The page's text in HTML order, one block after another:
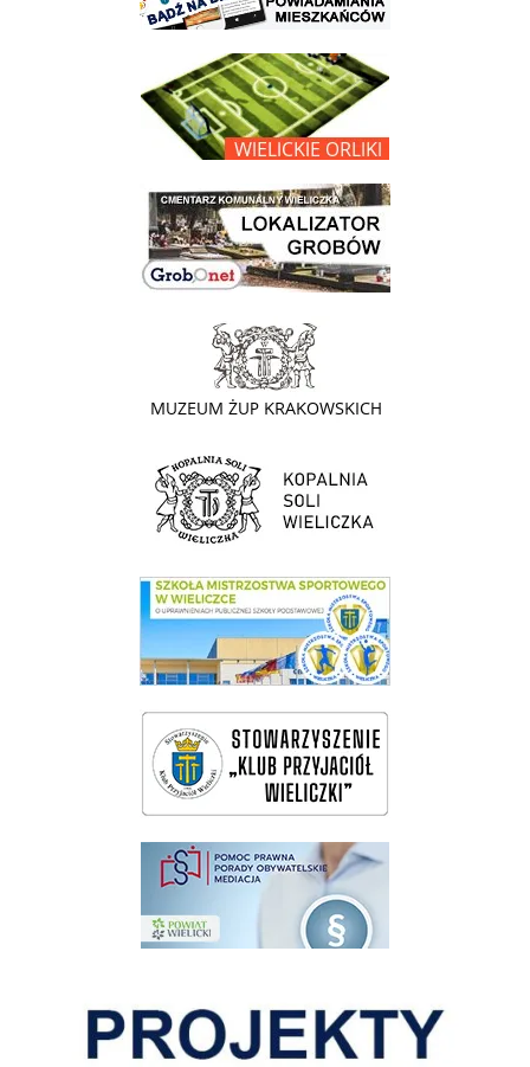
link do opisu projektu Wielickie Orliki
link do lokalizatora grobów na wielickim cmentarzu - grobnet
link do strony - Muzeum Żup Krakowskich Wieliczka
link do strony Kopalni Soli Wieliczka
link do SMS Wieliczka
wieliczka-wieliczanie na bis
pomoc prawna wieliczka